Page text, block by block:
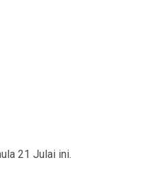
21 Julai ini.